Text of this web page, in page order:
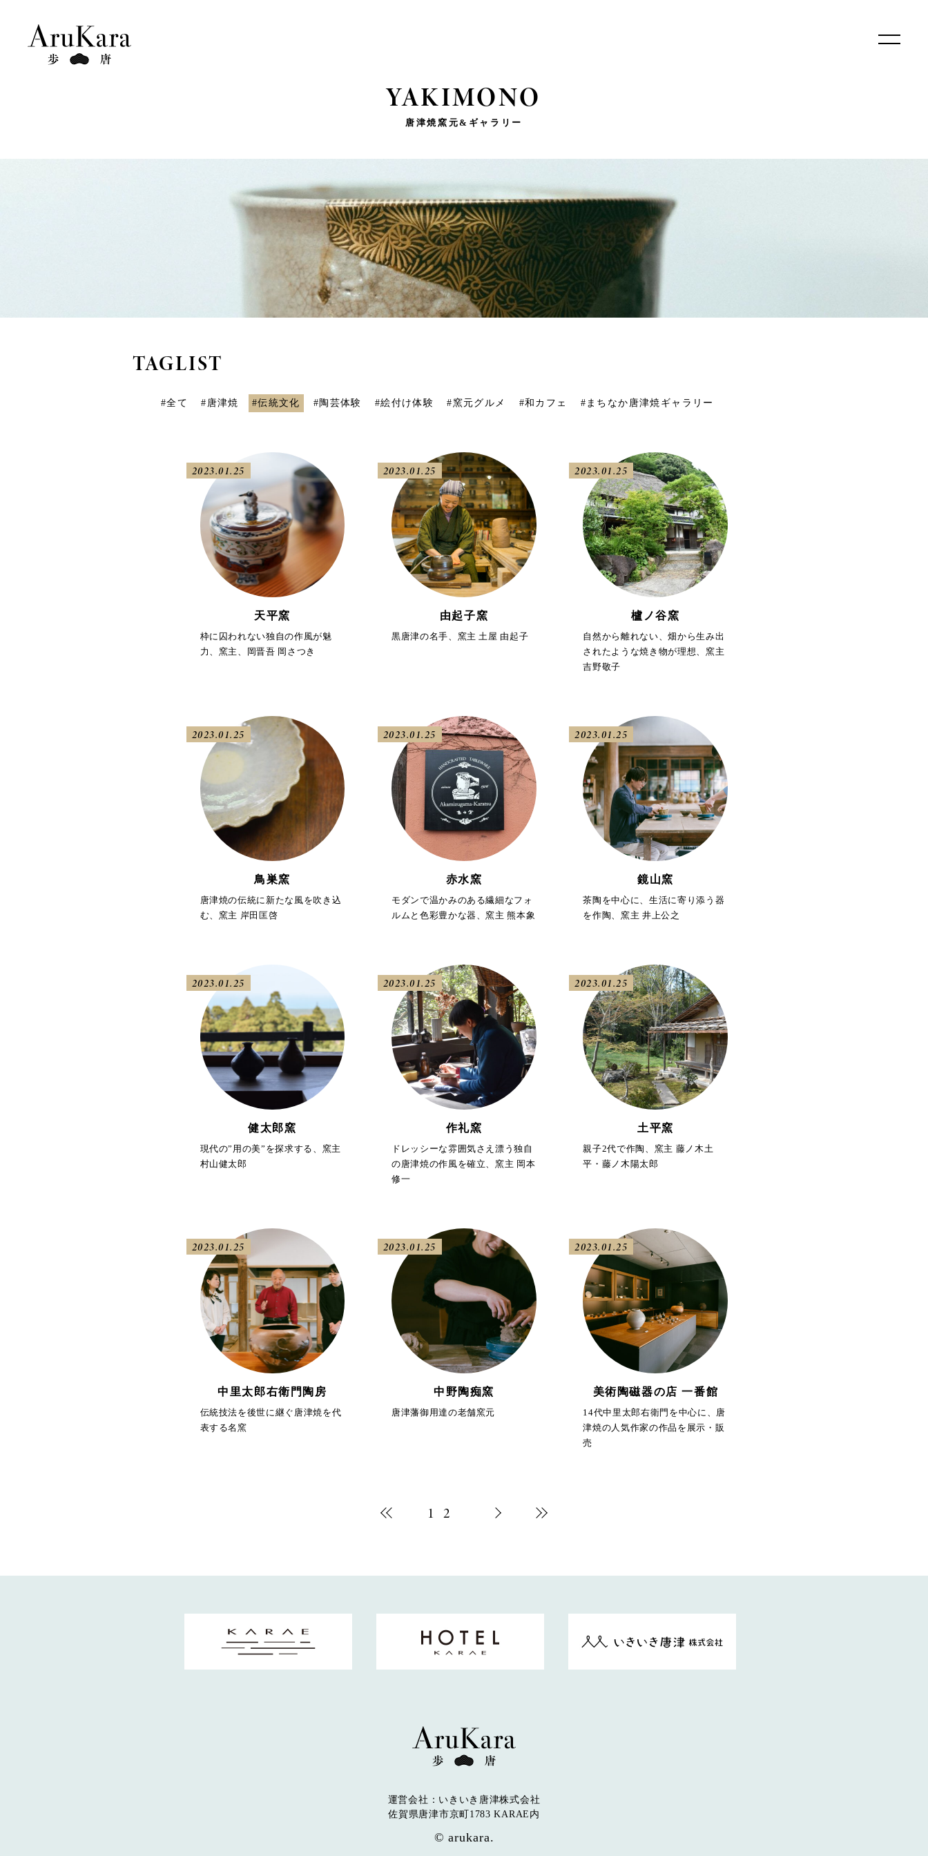
YAKIMONO
唐津焼窯元&ギャラリー
TAGLIST
#全て #唐津焼 #伝統文化 #陶芸体験 #絵付け体験 #窯元グルメ #和カフェ #まちなか唐津焼ギャラリー
2023.01.25
天平窯
枠に囚われない独自の作風が魅
力、窯主、岡晋吾 岡さつき
2023.01.25
由起子窯
黒唐津の名手、窯主 土屋 由起子
2023.01.25
櫨ノ谷窯
自然から離れない、畑から生み出
されたような焼き物が理想、窯主
吉野敬子
2023.01.25
鳥巣窯
唐津焼の伝統に新たな風を吹き込
む、窯主 岸田匡啓
2023.01.25
赤水窯
モダンで温かみのある繊細なフォ
ルムと色彩豊かな器、窯主 熊本象
2023.01.25
鏡山窯
茶陶を中心に、生活に寄り添う器
を作陶、窯主 井上公之
2023.01.25
健太郎窯
現代の”用の美”を探求する、窯主
村山健太郎
2023.01.25
作礼窯
ドレッシーな雰囲気さえ漂う独自
の唐津焼の作風を確立、窯主 岡本
修一
2023.01.25
土平窯
親子2代で作陶、窯主 藤ノ木土
平・藤ノ木陽太郎
2023.01.25
中里太郎右衛門陶房
伝統技法を後世に継ぐ唐津焼を代
表する名窯
2023.01.25
中野陶痴窯
唐津藩御用達の老舗窯元
2023.01.25
美術陶磁器の店 一番館
14代中里太郎右衛門を中心に、唐
津焼の人気作家の作品を展示・販
売
1 2
運営会社：いきいき唐津株式会社
佐賀県唐津市京町1783 KARAE内
© arukara.